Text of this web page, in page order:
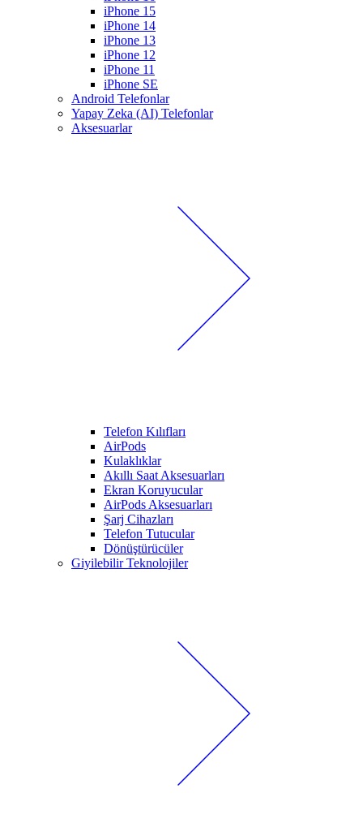
iPhone 15
iPhone 14
iPhone 13
iPhone 12
iPhone 11
iPhone SE
Android Telefonlar
Yapay Zeka (AI) Telefonlar
Aksesuarlar
Telefon Kılıfları
AirPods
Kulaklıklar
Akıllı Saat Aksesuarları
Ekran Koruyucular
AirPods Aksesuarları
Şarj Cihazları
Telefon Tutucular
Dönüştürücüler
Giyilebilir Teknolojiler